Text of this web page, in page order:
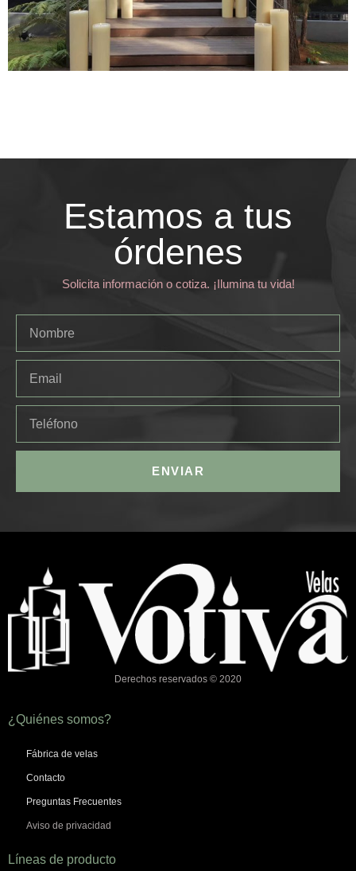
Estamos a tus
órdenes
Solicita información o cotiza. ¡Ilumina tu vida!
ENVIAR
Derechos reservados © 2020
¿Quiénes somos?
Fábrica de velas
Contacto
Preguntas Frecuentes
Aviso de privacidad
Líneas de producto